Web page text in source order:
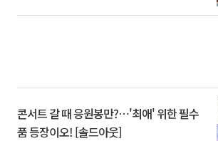
콘서트 갈 때 응원봉만?⋯'최애' 위한 필수
품 등장이오! [솔드아웃]